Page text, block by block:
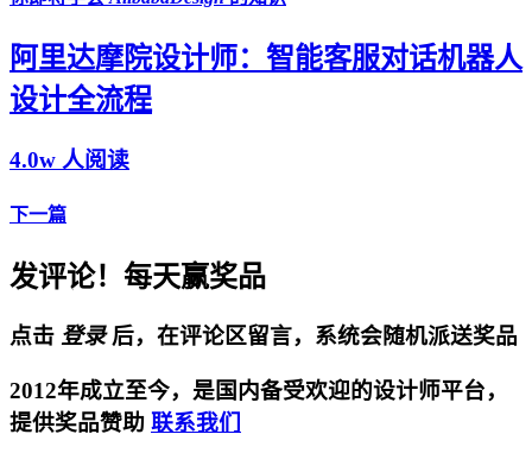
阿里达摩院设计师：智能客服对话机器人
设计全流程
4.0w 人阅读
下一篇
发评论！每天赢奖品
点击 登录后，在评论区留言，系统会随机派送奖品
2012年成立至今，是国内备受欢迎的设计师平台，
提供奖品赞助 联系我们